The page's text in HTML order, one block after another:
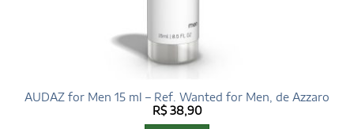
AUDAZ for Men 15 ml – Ref. Wanted for Men, de Azzaro
R$38,90